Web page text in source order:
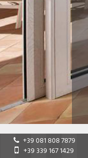
+39 081 808 7879
+39 339 167 1429